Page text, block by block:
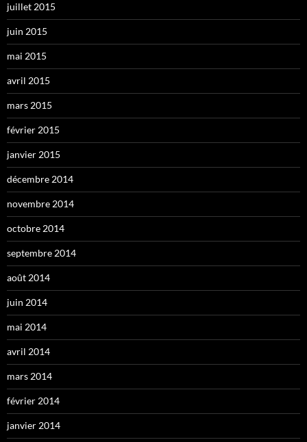
juillet 2015
juin 2015
mai 2015
avril 2015
mars 2015
février 2015
janvier 2015
décembre 2014
novembre 2014
octobre 2014
septembre 2014
août 2014
juin 2014
mai 2014
avril 2014
mars 2014
février 2014
janvier 2014